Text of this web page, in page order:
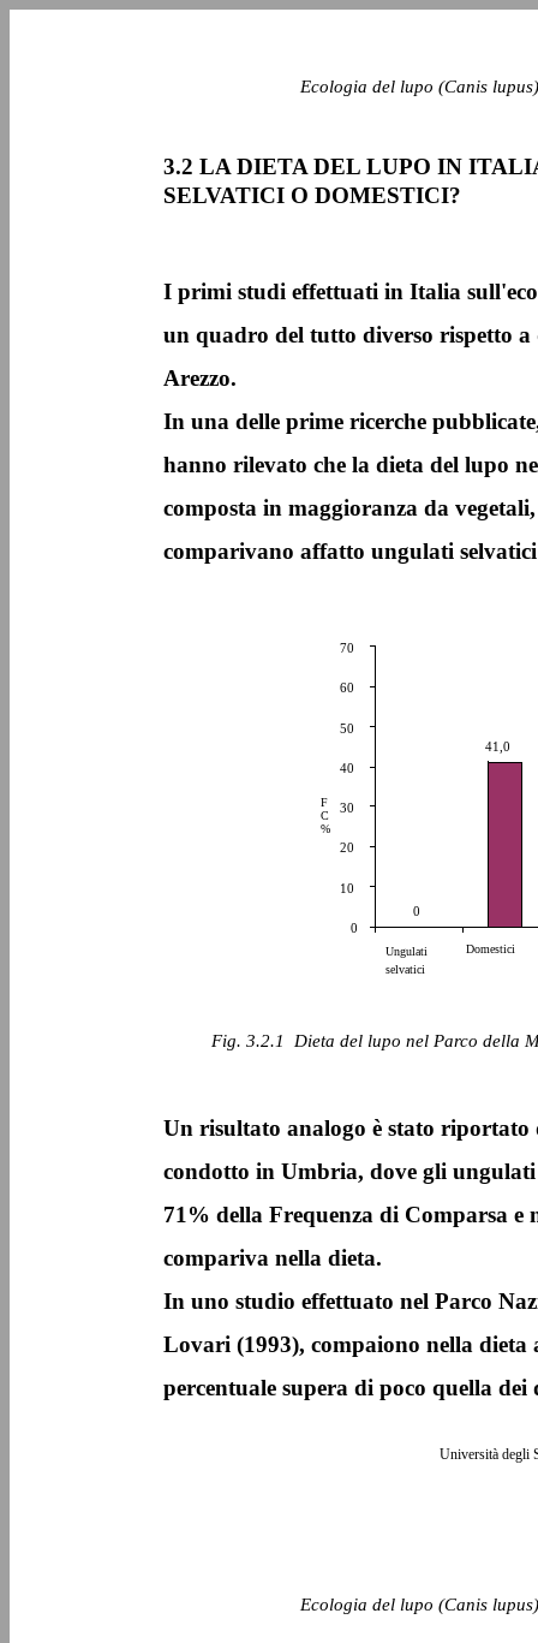
Ecologia del lupo (Canis
Università degli
3.2 LA DIETA DEL LUPO IN
SELVATICI O DOMESTICI?
I primi studi effettuati in Italia
un quadro del tutto diverso rispetto
Arezzo.
In una delle prime ricerche
hanno rilevato che la dieta del lupo
composta in maggioranza da
comparivano affatto ungulati
0
41,0
0
10
20
30
40
50
60
70
Ungulati
selvatici
Domestici
F
C
%
Fig. 3.2.1 ­ Dieta del lupo nel Parco della
Un risultato analogo è stato
condotto in Umbria, dove gli
71% della Frequenza di Comparsa e
compariva nella dieta.
In uno studio effettuato nel Parco
Lovari (1993), compaiono nella
percentuale supera di poco quella
Ecologia del lupo (Canis